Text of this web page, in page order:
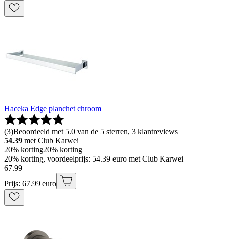
Haceka Edge planchet chroom
(3)Beoordeeld met 5.0 van de 5 sterren, 3 klantreviews
54.39 met Club Karwei
20% korting20% korting
20% korting, voordeelprijs: 54.39 euro met Club Karwei
67.99
Prijs: 67.99 euro